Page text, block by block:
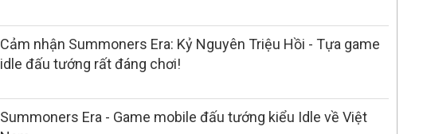
Cảm nhận Summoners Era: Kỷ Nguyên Triệu Hồi - Tựa game
idle đấu tướng rất đáng chơi!
Summoners Era - Game mobile đấu tướng kiểu Idle về Việt